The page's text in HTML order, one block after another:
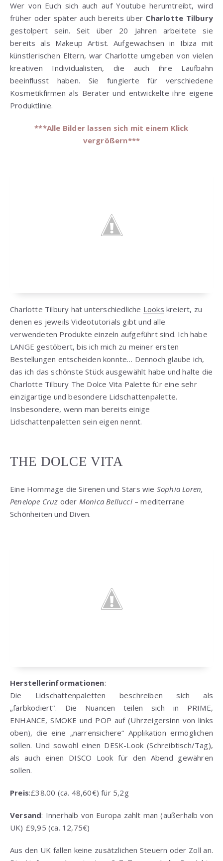
Wer von Euch sich auch auf Youtube herumtreibt, wird
früher oder später auch bereits über Charlotte Tilbury
gestolpert sein. Seit über 20 Jahren arbeitete sie
bereits als Makeup Artist. Aufgewachsen in Ibiza mit
künstlerischen Eltern, war Charlotte umgeben von vielen
kreativen Individualisten, die auch ihre Laufbahn
beeinflusst haben. Sie fungierte für verschiedene
Kosmetikfirmen als Berater und entwickelte ihre eigene
Produktlinie.
***Alle Bilder lassen sich mit einem Klick
vergrößern***
Charlotte Tilbury hat unterschiedliche Looks kreiert, zu
denen es jeweils Videotutorials gibt und alle
verwendeten Produkte einzeln aufgeführt sind. Ich habe
LANGE gestöbert, bis ich mich zu meiner ersten
Bestellungen entscheiden konnte… Dennoch glaube ich,
das ich das schönste Stück ausgewählt habe und halte die
Charlotte Tilbury The Dolce Vita Palette für eine sehr
einzigartige und besondere Lidschattenpalette.
Insbesondere, wenn man bereits einige
Lidschattenpaletten sein eigen nennt.
THE DOLCE VITA
Eine Hommage die Sirenen und Stars wie Sophia Loren,
Penelope Cruz oder Monica Bellucci– mediterrane
Schönheiten und Diven.
Herstellerinformationen:
Die Lidschattenpaletten beschreiben sich als
„farbkodiert“. Die Nuancen teilen sich in PRIME,
ENHANCE, SMOKE und POP auf (Uhrzeigersinn von links
oben), die eine „narrensichere“ Applikation ermöglichen
sollen. Und sowohl einen DESK-Look (Schreibtisch/Tag),
als auch einen DISCO Look für den Abend gewähren
sollen.
Preis:£38.00 (ca. 48,60€) für 5,2g
Versand: Innerhalb von Europa zahlt man (außerhalb von
UK) £9,95 (ca. 12,75€)
Aus den UK fallen keine zusätzlichen Steuern oder Zoll an.